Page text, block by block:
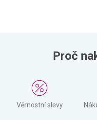
Proč
Věrnostní slevy